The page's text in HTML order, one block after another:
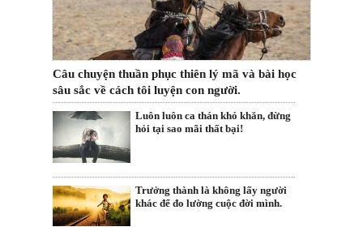
Câu chuyện thuần phục thiên lý mã và bài học
sâu sắc về cách tôi luyện con người.
Luôn luôn ca thán khó khăn, đừng
hỏi tại sao mãi thất bại!
Trưởng thành là không lấy người
khác để đo lường cuộc đời mình.